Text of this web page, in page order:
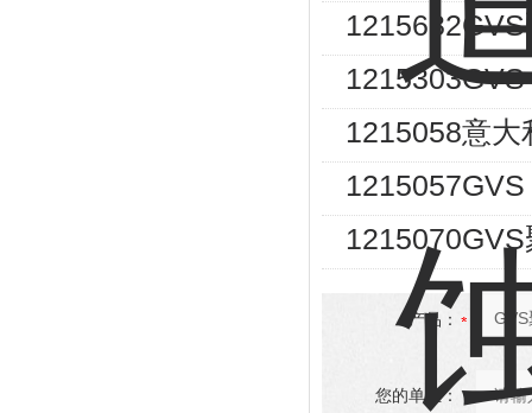
1215058意
产品：
您的单位：